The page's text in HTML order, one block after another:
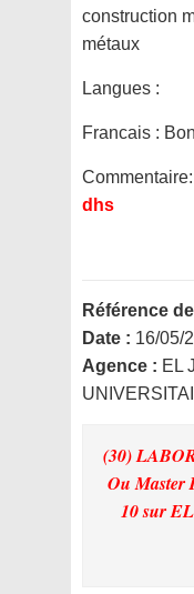
construction
métaux
Langues :
Francais : Bon
Commentaire:
dhs
Référence
Date : 16/05/
Agence : EL
(30)
Ou Master
10sur